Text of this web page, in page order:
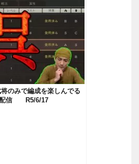
将のみで編成を楽しんでる
配信 R5/6/17